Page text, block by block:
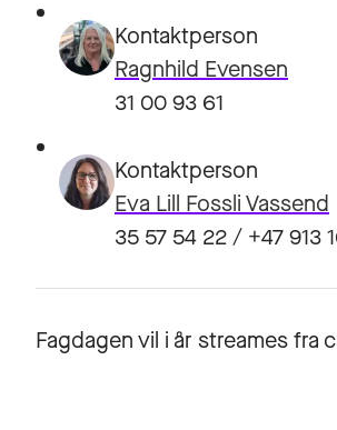
Kontaktperson
Ragnhild Evensen
31 00 93 61
Kontaktperson
Eva Lill Fossli Vassend
35 57 54 22 / +47 913
Fagdagen vil i år streames fra